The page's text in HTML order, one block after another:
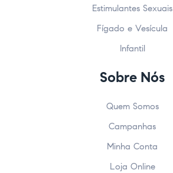
Estimulantes Sexuais
Fígado e Vesícula
Infantil
Sobre Nós
Quem Somos
Campanhas
Minha Conta
Loja Online